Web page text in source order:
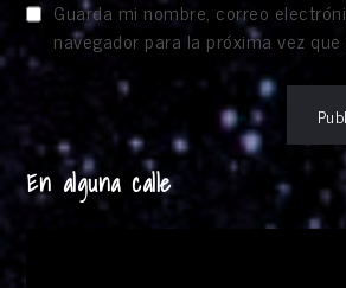
Guarda mi nombre, correo
navegador para la próxima vez
En alguna calle